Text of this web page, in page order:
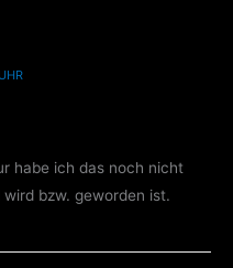
habe ich das noch nicht
bzw. geworden ist.